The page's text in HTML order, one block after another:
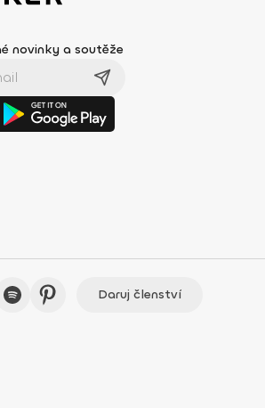
novinky a soutěže
Daruj členství